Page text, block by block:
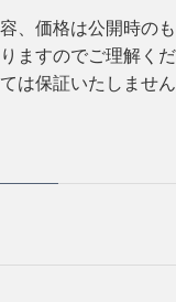
、価格は公開時の
ますのでご理解く
は保証いたしません